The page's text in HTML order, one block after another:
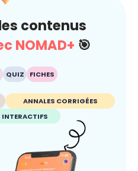
contenus
NOMAD+ 🎯
QUIZ FICHES
ANNALES CORRIGÉES
INTERACTIFS